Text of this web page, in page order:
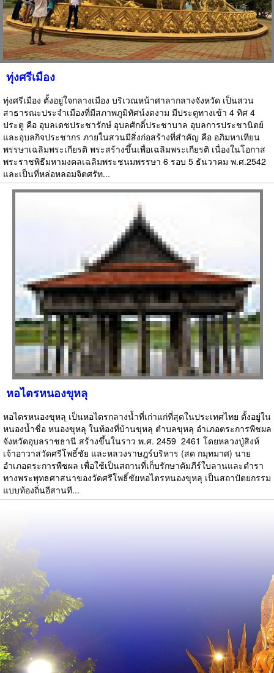
ทุ่งศรีเมือง
ทุ่งศรีเมือง ตั้งอยู่ใจกลางเมือง บริเวณหน้าศาลากลางจังหวัด เป็นสวน
สาธารณะประจำเมืองที่มีสภาพภูมิทัศน์งดงาม มีประตูทางเข้า 4 ทิศ 4
ประตู คือ อุบลเดชประชารักษ์ อุบลศักดิ์ประชาบาล อุบลการประชานิตย์
และอุบลกิจประชากร ภายในสวนมีสิ่งก่อสร้างที่สำคัญ คือ อภิมหาเทียน
พรรษาเฉลิมพระเกียรติ พระสร้างขึ้นเพื่อเฉลิมพระเกียรติ เนื่องในโอกาส
พระราชพิธีมหามงคลเฉลิมพระชนมพรรษา 6 รอบ 5 ธันวาคม พ.ศ.2542
และเป็นที่หล่อหลอมจิตศรัท...
หอไตรหนองขุหลุ
หอไตรหนองขุหลุ เป็นหอไตรกลางน้ำที่เก่าแก่ที่สุดในประเทศไทย ตั้งอยู่ใน
หนองน้ำชื่อ หนองขุหลุ ในท้องที่บ้านขุหลุ ตำบลขุหลุ อำเภอตระการพืชผล
จังหวัดอุบลราชธานี สร้างขึ้นในราว พ.ศ. 2459  2461 โดยหลวงปู่สิงห์
เจ้าอาวาสวัดศรีโพธิ์ชัย และหลวงราษฎร์บริหาร (สด กมุทมาศ) นาย
อำเภอตระการพืชผล เพื่อใช้เป็นสถานที่เก็บรักษาคัมภีร์ใบลานและตำรา
ทางพระพุทธศาสนาของวัดศรีโพธิ์ชัยหอไตรหนองขุหลุ เป็นสถาปัตยกรรม
แบบท้องถิ่นอีสานที...